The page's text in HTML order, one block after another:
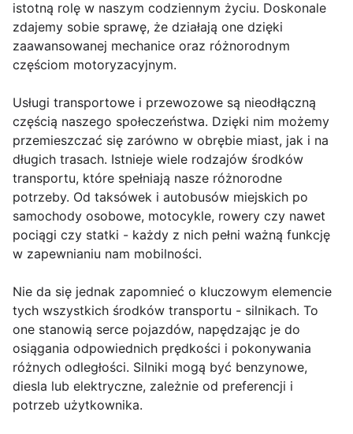
istotną rolę w naszym codziennym życiu. Doskonale
zdajemy sobie sprawę, że działają one dzięki
zaawansowanej mechanice oraz różnorodnym
częściom motoryzacyjnym.
Usługi transportowe i przewozowe są nieodłączną
częścią naszego społeczeństwa. Dzięki nim możemy
przemieszczać się zarówno w obrębie miast, jak i na
długich trasach. Istnieje wiele rodzajów środków
transportu, które spełniają nasze różnorodne
potrzeby. Od taksówek i autobusów miejskich po
samochody osobowe, motocykle, rowery czy nawet
pociągi czy statki - każdy z nich pełni ważną funkcję
w zapewnianiu nam mobilności.
Nie da się jednak zapomnieć o kluczowym elemencie
tych wszystkich środków transportu - silnikach. To
one stanowią serce pojazdów, napędzając je do
osiągania odpowiednich prędkości i pokonywania
różnych odległości. Silniki mogą być benzynowe,
diesla lub elektryczne, zależnie od preferencji i
potrzeb użytkownika.